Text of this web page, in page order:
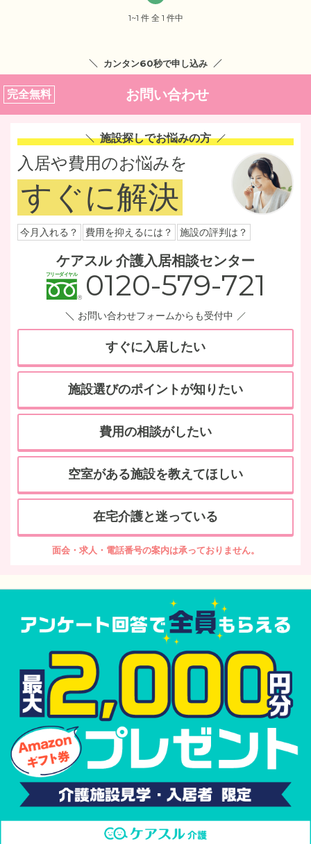
1~1 件 全 1 件中
カンタン60秒で申し込み
完全無料 お問い合わせ
施設探しでお悩みの方
入居や費用のお悩みを
すぐに解決
今月入れる？ 費用を抑えるには？ 施設の評判は？
ケアスル 介護入居相談センター
0120-579-721
お問い合わせフォームからも受付中
すぐに入居したい
施設選びのポイントが知りたい
費用の相談がしたい
空室がある施設を教えてほしい
在宅介護と迷っている
面会・求人・電話番号の案内は承っておりません。